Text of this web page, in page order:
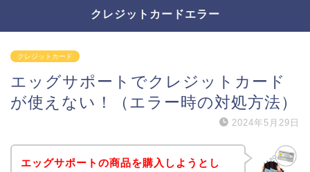
クレジットカードエラー
クレジットカード
エッグサポートでクレジットカード
が使えない！（エラー時の対処方法）
2024年5月29日
エッグサポートの商品を購入しようとし